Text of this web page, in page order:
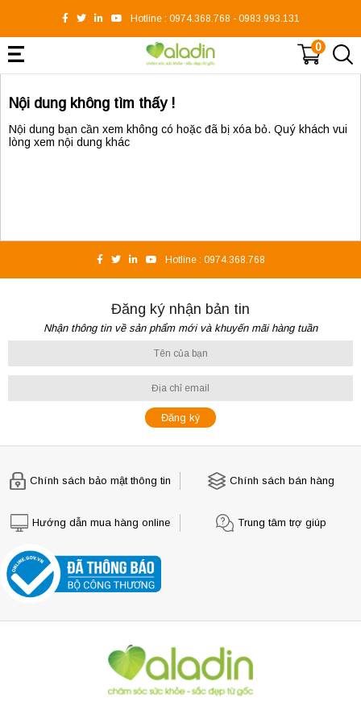
Hotline : 0974.368.768 - 0983.993.131
0
Nội dung không tìm thấy !
Nội dung bạn cần xem không có hoặc đã bị xóa bỏ. Quý khách vui
lòng xem nội dung khác
Hotline : 0974.368.768
Đăng ký nhận bản tin
Nhận thông tin về sản phẩm mới và khuyến mãi hàng tuần
Chính sách bảo mật thông tin Chính sách bán hàng
Hướng dẫn mua hàng online Trung tâm trợ giúp